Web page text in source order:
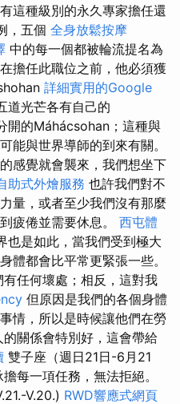
這種級別的永久專家擔任還
，五個 全身放鬆按摩
中的每一個都被輪流提名為
擔任此職位之前，他必須獲
詳細實用的Google
道光芒各有自己的
開的Máhácsohan；這種與
能與世界導師的到來有關。
感覺就會襲來，我們想坐下
助式外燴服務 也許我們對不
量，或者至少我們沒有那麼
疲倦並需要休息。 西屯體
也是如此，當我們受到極大
體都會比平常更緊張一些。
任何壞處；相反，這對我
但原因是我們的各個身體
情，所以是時候讓他們在勞
關係會特別好，這會帶給
雙子座（週日21日-6月21
每一項任務，無法拒絕。
V.20.) RWD響應式網頁